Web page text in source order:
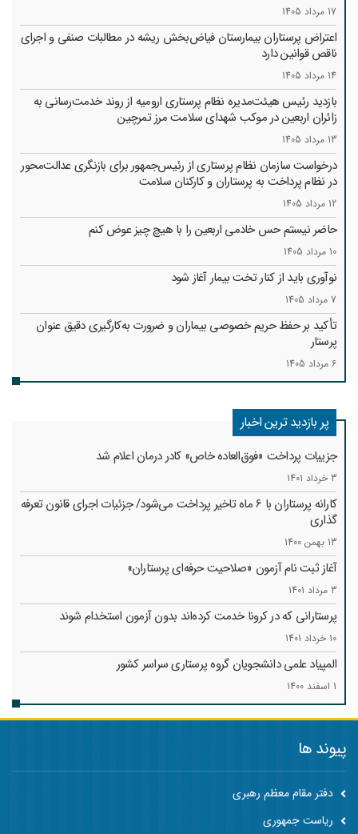
17 مرداد 1405
اعتراض پرستاران بیمارستان فیاض‌بخش ریشه در مطالبات صنفی و اجرای
ناقص قوانین دارد
14 مرداد 1405
بازدید رئیس هیئت‌مدیره نظام پرستاری ارومیه از روند خدمت‌رسانی به
زائران اربعین در موکب شهدای سلامت مرز تمرچین
13 مرداد 1405
درخواست سازمان نظام پرستاری از رئیس‌جمهور برای بازنگری عدالت‌محور
در نظام پرداخت به پرستاران و کارکنان سلامت
12 مرداد 1405
حاضر نیستم حس خادمی اربعین را با هیچ چیز عوض کنم
10 مرداد 1405
نوآوری باید از کنار تخت بیمار آغاز شود
7 مرداد 1405
تأکید بر حفظ حریم خصوصی بیماران و ضرورت به‌کارگیری دقیق عنوان
پرستار
6 مرداد 1405
پر بازدید ترین اخبار
جزییات پرداخت «فوق‌العاده خاص» کادر درمان اعلام شد
3 خرداد 1401
کارانه‌ پرستاران با 6 ماه تاخیر پرداخت می‌شود/ جزئیات اجرای قانون تعرفه
گذاری
13 بهمن 1400
آغاز ثبت نام آزمون «صلاحیت حرفه‌ای پرستاران»
3 مرداد 1401
پرستارانی که در کرونا خدمت کرد‌ه‌اند بدون آزمون استخدام شوند
10 خرداد 1401
المپیاد علمی دانشجویان گروه پرستاری سراسر کشور
1 اسفند 1400
پیوند ها
دفتر مقام معظم رهبری
ریاست جمهوری